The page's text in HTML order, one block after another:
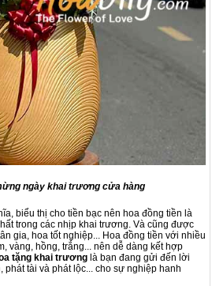
ngày khai trương cửa hàng
biểu thị cho tiền bạc nên hoa đồng tiền là
trong các nhịp khai trương. Và cũng được
gia, hoa tốt nghiệp... Hoa đồng tiền với nhiều
vàng, hồng, trắng... nên dễ dàng kết hợp
tặng khai trương là bạn đang gửi đến lời
phát tài và phát lộc... cho sự nghiệp hanh